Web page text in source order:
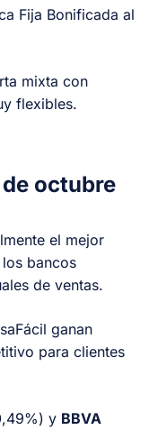
Fija Bonificada al
mixta con
flexibles.
octubre
el mejor
bancos
de ventas.
ganan
para clientes
y BBVA